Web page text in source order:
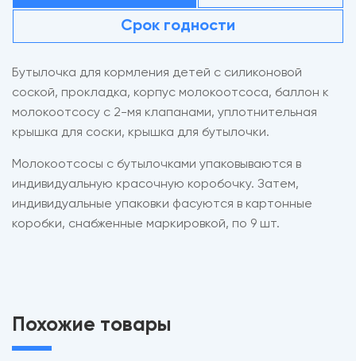
Срок годности
Бутылочка для кормления детей с силиконовой
соской, прокладка, корпус молокоотсоса, баллон к
молокоотсосу с 2-мя клапанами, уплотнительная
крышка для соски, крышка для бутылочки.
Молокоотсосы с бутылочками упаковываются в
индивидуальную красочную коробочку. Затем,
индивидуальные упаковки фасуются в картонные
коробки, снабженные маркировкой, по 9 шт.
Похожие товары